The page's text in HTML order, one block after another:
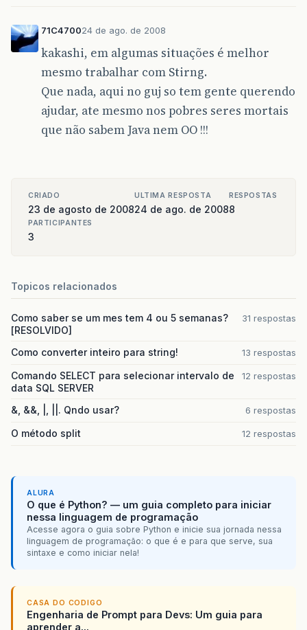
71C470024 de ago. de 2008
kakashi, em algumas situações é melhor
mesmo trabalhar com Stirng.
Que nada, aqui no guj so tem gente querendo
ajudar, ate mesmo nos pobres seres mortais
que não sabem Java nem OO !!!
CRIADO
23 de agosto de 2008
ULTIMA RESPOSTA
24 de ago. de 2008
RESPOSTAS
8
PARTICIPANTES
3
Topicos relacionados
Como saber se um mes tem 4 ou 5 semanas?
[RESOLVIDO]
31 respostas
Como converter inteiro para string! 13 respostas
Comando SELECT para selecionar intervalo de
data SQL SERVER
12 respostas
&, &&, |, ||. Qndo usar? 6 respostas
O método split 12 respostas
ALURA
O que é Python? — um guia completo para iniciar
nessa linguagem de programação
Acesse agora o guia sobre Python e inicie sua jornada nessa
linguagem de programação: o que é e para que serve, sua
sintaxe e como iniciar nela!
CASA DO CODIGO
Engenharia de Prompt para Devs: Um guia para
aprender a...